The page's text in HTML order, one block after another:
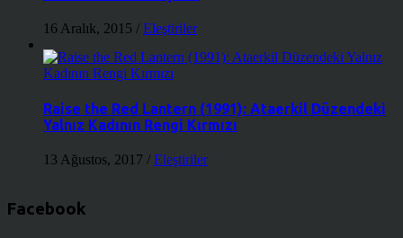
16 Aralık, 2015 / Eleştiriler
Raise the Red Lantern (1991): Ataerkil Düzendeki
Yalnız Kadının Rengi Kırmızı
13 Ağustos, 2017 / Eleştiriler
Facebook